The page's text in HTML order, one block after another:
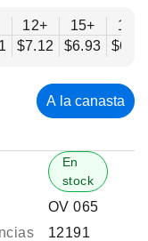
12+
$7.12
15+
$6.93
18+
$6.74
A la canasta
En
stock
OV 065
12191